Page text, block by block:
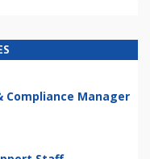
Compliance Manager